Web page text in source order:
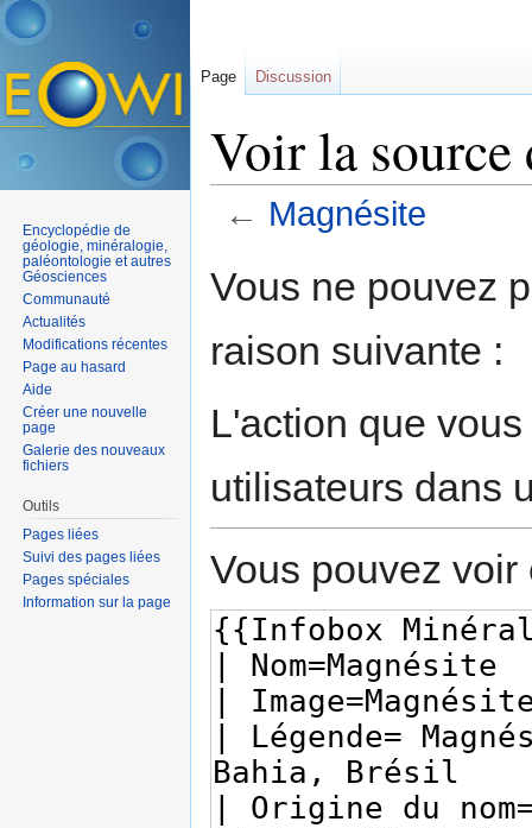
Voir la source
← Magnésite
Vous ne pouvez
raison suivante :
L'action que
utilisateurs dans
Vous pouvez
Page Discussion
Encyclopédie de
géologie, minéralogie,
paléontologie et autres
Géosciences
Communauté
Actualités
Modifications récentes
Page au hasard
Aide
Créer une nouvelle
page
Galerie des nouveaux
fichiers
Outils
Pages liées
Suivi des pages liées
Pages spéciales
Information sur la page